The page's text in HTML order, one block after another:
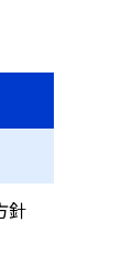
針